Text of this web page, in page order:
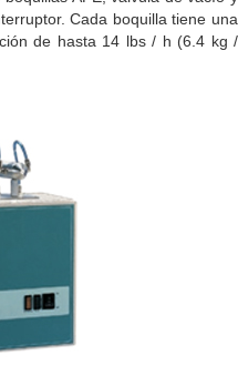
Cada boquilla tiene una
de hasta 14 lbs / h (6.4 kg /